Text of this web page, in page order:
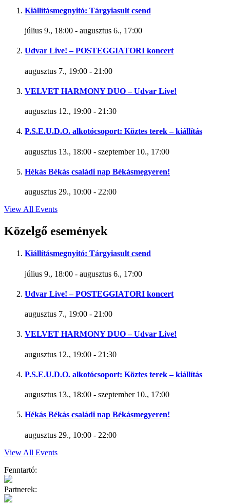
Kiállításmegnyitó: Tárgyiasult csend
július 9., 18:00 - augusztus 6., 17:00
Udvar Live! – POSTEGGIATORI koncert
augusztus 7., 19:00 - 21:00
VELVET HARMONY DUO – Udvar Live!
augusztus 12., 19:00 - 21:30
P.S.E.U.D.O. alkotócsoport: Köztes terek – kiállítás
augusztus 13., 18:00 - szeptember 10., 17:00
Hékás Békás családi nap Békásmegyeren!
augusztus 29., 10:00 - 22:00
View All Events
Közelgő események
Kiállításmegnyitó: Tárgyiasult csend
július 9., 18:00 - augusztus 6., 17:00
Udvar Live! – POSTEGGIATORI koncert
augusztus 7., 19:00 - 21:00
VELVET HARMONY DUO – Udvar Live!
augusztus 12., 19:00 - 21:30
P.S.E.U.D.O. alkotócsoport: Köztes terek – kiállítás
augusztus 13., 18:00 - szeptember 10., 17:00
Hékás Békás családi nap Békásmegyeren!
augusztus 29., 10:00 - 22:00
View All Events
Fenntartó:
Partnerek: